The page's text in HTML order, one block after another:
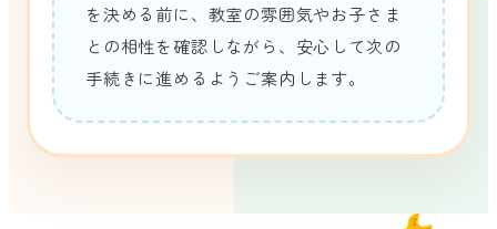
を決める前に、教室の雰囲気やお子さま
との相性を確認しながら、安心して次の
手続きに進めるようご案内します。